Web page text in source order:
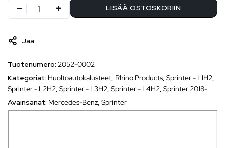
LISÄÄ OSTOSKORIIN
Jaa
Tuotenumero: 2052-0002
Kategoriat: Huoltoautokalusteet, Rhino Products, Sprinter - L1H2,
Sprinter - L2H2, Sprinter - L3H2, Sprinter - L4H2, Sprinter 2018-
Avainsanat: Mercedes-Benz, Sprinter